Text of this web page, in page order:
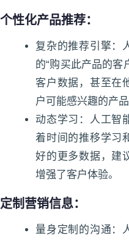
个性化产品推荐：
复杂的推荐引擎：
的“购买此产品的客
客户数据，甚至在
户可能感兴趣的产品
动态学习：人工智
着时间的推移学习
好的更多数据，建
增强了客户体验。
定制营销信息：
量身定制的沟通：